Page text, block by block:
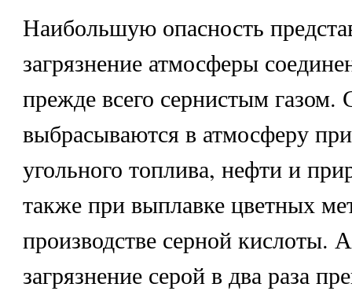
Наибольшую опасность
загрязнение атмосферы
прежде всего сернистым газом.
выбрасываются в атмосферу
угольного топлива, нефти и
также при выплавке цветных
производстве серной кислоты.
загрязнение серой в два раза